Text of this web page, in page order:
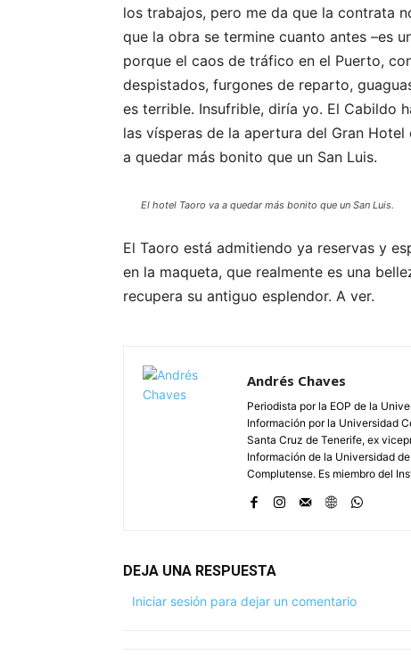
los trabajos, pero me da que la contrata
que la obra se termine cuanto antes –es
porque el caos de tráfico en el Puerto,
despistados, furgones de reparto,
es terrible. Insufrible, diría yo. El Cabildo
las vísperas de la apertura del Gran
a quedar más bonito que un San Luis.
El hotel Taoro va a quedar más bonito que un San Luis.
El Taoro está admitiendo ya reservas y
en la maqueta, que realmente es una
recupera su antiguo esplendor. A ver.
Andrés Chaves
Periodista por la EOP de la
Información por la Universidad
Santa Cruz de Tenerife, ex
Información de la Universidad
Complutense. Es miembro del
DEJA UNA RESPUESTA
Iniciar sesión para dejar un comentario